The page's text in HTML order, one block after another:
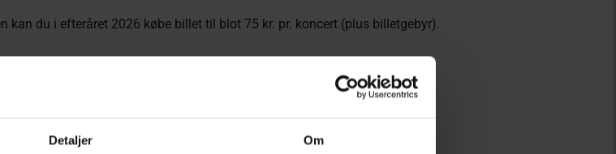
Detaljer Om
kan du i efteråret 2026 købe billet til blot 75 kr. pr. koncert (plus billetgebyr).
2026: